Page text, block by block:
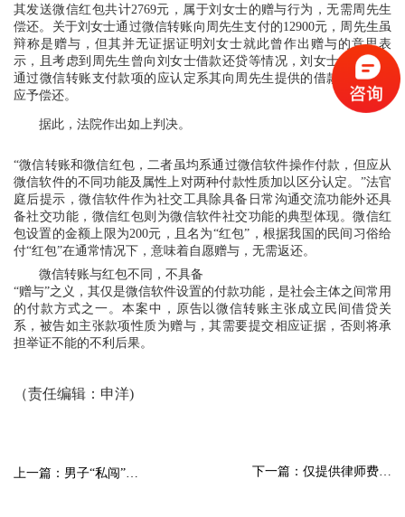
其发送微信红包共计2769元，属于刘女士的赠与行为，无需周先生
偿还。关于刘女士通过微信转账向周先生支付的12900元，周先生虽
辩称是赠与，但其并无证据证明刘女士就此曾作出赠与的意思表
示，且考虑到周先生曾向刘女士借款还贷等情况，刘女士向周先生
通过微信转账支付款项的应认定系其向周先生提供的借款，周先生
应予偿还。
据此，法院作出如上判决。
“微信转账和微信红包，二者虽均系通过微信软件操作付款，但应从
微信软件的不同功能及属性上对两种付款性质加以区分认定。”法官
庭后提示，微信软件作为社交工具除具备日常沟通交流功能外还具
备社交功能，微信红包则为微信软件社交功能的典型体现。微信红
包设置的金额上限为200元，且名为“红包”，根据我国的民间习俗给
付“红包”在通常情况下，意味着自愿赠与，无需返还。
微信转账与红包不同，不具备
“赠与”之义，其仅是微信软件设置的付款功能，是社会主体之间常用
的付款方式之一。本案中，原告以微信转账主张成立民间借贷关
系，被告如主张款项性质为赠与，其需要提交相应证据，否则将承
担举证不能的不利后果。
（责任编辑：申洋)
上一篇：男子“私闯”… 下一篇：仅提供律师费…